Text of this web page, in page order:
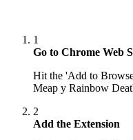
1
Go to Chrome Web
Hit the 'Add to
Meap y Rainbow
2
Add the Extension